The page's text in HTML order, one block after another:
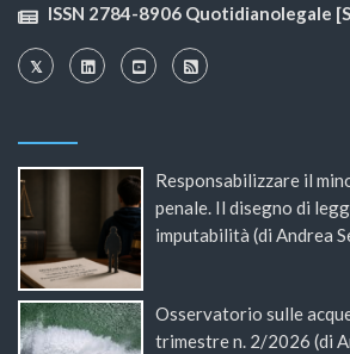
ISSN 2784-8906 Quotidianolegale
Responsabilizzare il
penale. Il disegno di
imputabilità (di Andrea
Osservatorio sulle
trimestre n. 2/2026 (di